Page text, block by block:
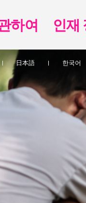
日本語 한국어
하여 인재